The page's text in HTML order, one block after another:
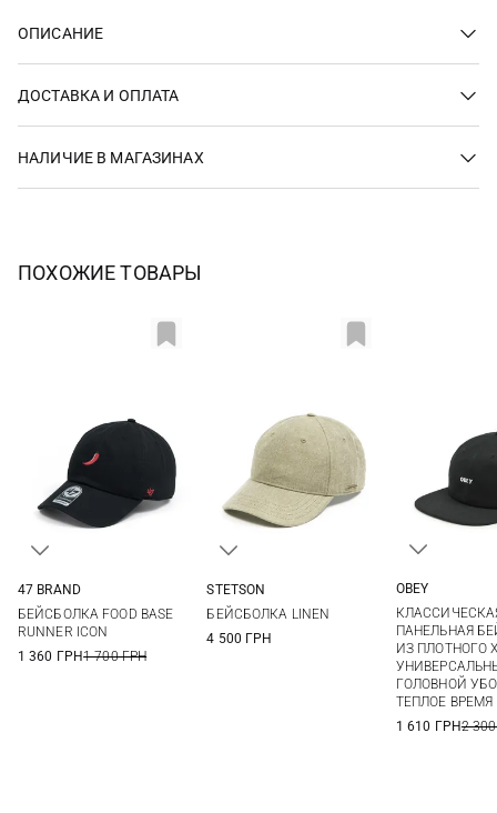
ОПИСАНИЕ
ДОСТАВКА И ОПЛАТА
НАЛИЧИЕ В МАГАЗИНАХ
ПОХОЖИЕ ТОВАРЫ
47 BRAND
БЕЙСБОЛКА FOOD BASE
RUNNER ICON
1 360 ГРН1 700 ГРН
STETSON
БЕЙСБОЛКА LINEN
4 500 ГРН
OBEY
ПАНЕЛЬНАЯ
ИЗ ПЛОТНОГО
ГОЛОВНОЙ
ТЕПЛОЕ ВРЕМЯ
1 610 ГРН2